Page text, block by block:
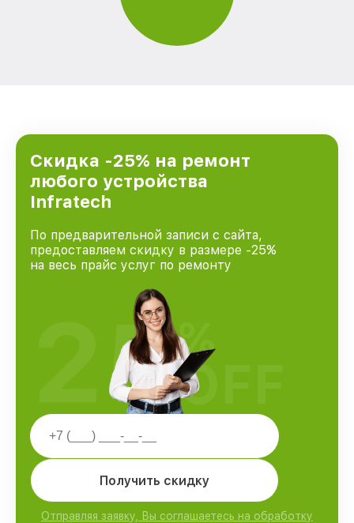
Скидка -25% на ремонт
любого устройства
Infratech
По предварительной записи с сайта,
предоставляем скидку в размере -25%
на весь прайс услуг по ремонту
Получить скидку
Отправляя заявку, Вы соглашаетесь на обработку
25%
OFF